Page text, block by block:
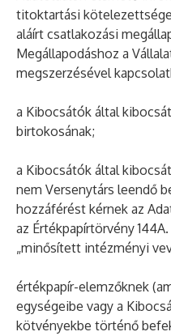
titoktartási
aláírt csatlakozási
Megállapodáshoz a
megszerzésével
a Kibocsátók által
birtokosának;
a Kibocsátók által
nem Versenytárs leendő
hozzáférést kérnek az
az Értékpapírtörvény
„minősített intézményi
értékpapír-elemzőknek
egységeibe vagy a
kötvényekbe történő